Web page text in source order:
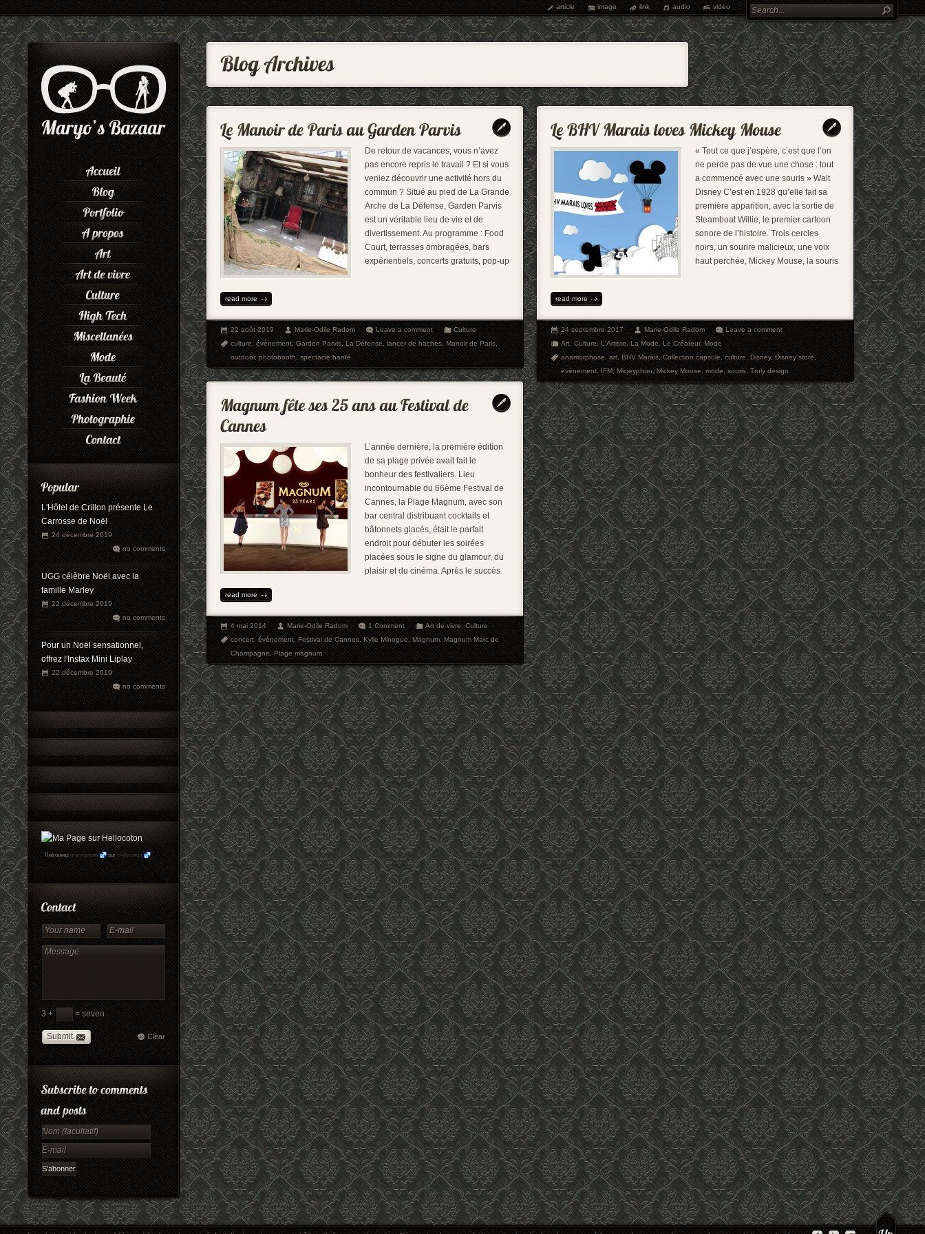
article image link audio video
L'Hôtel de Crillon présente Le
Carrosse de Noël
24 décembre 2019
no comments
UGG célèbre Noël avec la
famille Marley
22 décembre 2019
no comments
Pour un Noël sensationnel,
offrez l'Instax Mini Liplay
22 décembre 2019
no comments
Retrouvez maryophoto sur Hellocoton
3 + = seven
Submit Clear
De retour de vacances, vous n’avez
pas encore repris le travail ? Et si vous
veniez découvrir une activité hors du
commun ? Situé au pied de La Grande
Arche de La Défense, Garden Parvis
est un véritable lieu de vie et de
divertissement. Au programme : Food
Court, terrasses ombragées, bars
expérientiels, concerts gratuits, pop-up
read more
22 août 2019 Marie-Odile Radom Leave a comment
Culture
culture,évènement,Garden Parvis,La Défense,lancer de haches,Manoir de Paris,
outdoor,photobooth,spectacle hanté
« Tout ce que j’espère, c’est que l’on
ne perde pas de vue une chose : tout
a commencé avec une souris » Walt
Disney C’est en 1928 qu’elle fait sa
première apparition, avec la sortie de
Steamboat Willie, le premier cartoon
sonore de l’histoire. Trois cercles
noirs, un sourire malicieux, une voix
haut perchée, Mickey Mouse, la souris
read more
24 septembre 2017 Marie-Odile Radom
Leave a comment
Art,Culture,L'Artiste,La Mode,Le Créateur,Mode
anamorphose,art,BHV Marais,Collection capsule,culture,Disney,Disney store,
évènement,IFM,Micjeyphon,Mickey Mouse,mode,souris,Truly design
L’année dernière, la première édition
de sa plage privée avait fait le
bonheur des festivaliers. Lieu
incontournable du 66ème Festival de
Cannes, la Plage Magnum, avec son
bar central distribuant cocktails et
bâtonnets glacés, était le parfait
endroit pour débuter les soirées
placées sous le signe du glamour, du
plaisir et du cinéma. Après le succès
read more
4 mai 2014 Marie-Odile Radom 1 Comment Art de vivre,Culture
concert,évènement,Festival de Cannes,Kylie Minogue,Magnum,Magnum Marc de
Champagne,Plage magnum